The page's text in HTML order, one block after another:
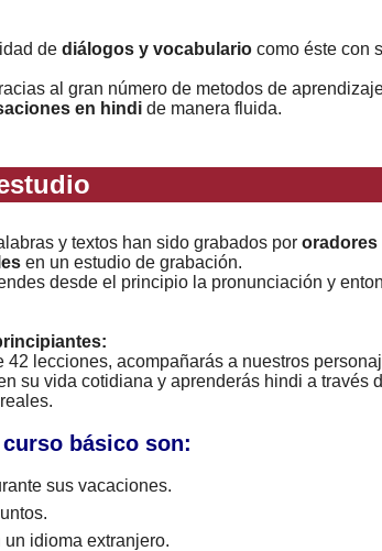
de diálogos y vocabulariocomo éste con
al gran número de metodos de
en hindide manera fluida.
y textos han sido grabados por oradores
en un estudio de grabación.
desde el principio la pronunciación y
42 lecciones, acompañarás a nuestros
su vida cotidiana y aprenderás hindi a través
básico son:
sus vacaciones.
idioma extranjero.